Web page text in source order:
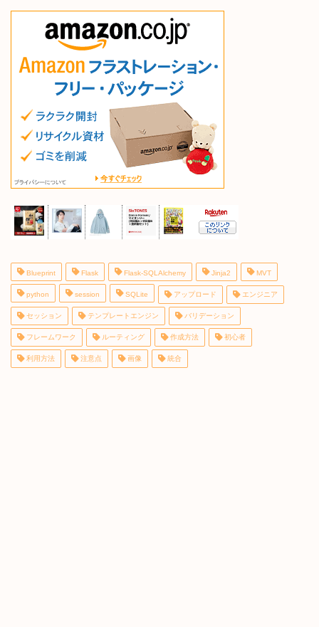
Blueprint Flask Flask-SQLAlchemy Jinja2 MVT
python session SQLite アップロード エンジニア
セッション テンプレートエンジン バリデーション
フレームワーク ルーティング 作成方法 初心者
利用方法 注意点 画像 統合